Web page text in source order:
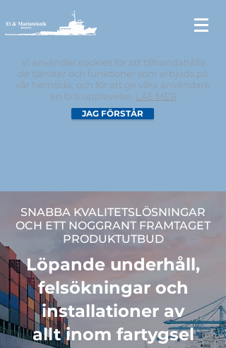
Vi använder cookies för att tillhandahålla
de tjänster och funktioner som erbjuds på
vår hemsida, och för att ge våra användare
en bra upplevelse. LÄS MER
JAG FÖRSTÅR
SNABBA KVALITETSLÖSNINGAR
OCH ETT NOGGRANT FRAMTAGET
PRODUKTUTBUD
Löpande underhåll,
felsökningar och
installationer av
allt inom fartygsel